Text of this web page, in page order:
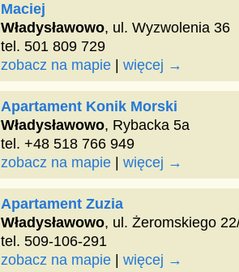
Maciej
Władysławowo, ul. Wyzwolenia 36
tel. 501 809 729
zobacz na mapie| więcej →
Apartament Konik Morski
Władysławowo, Rybacka 5a
tel. +48 518 766 949
zobacz na mapie| więcej →
Apartament Zuzia
Władysławowo, ul. Żeromskiego
tel. 509-106-291
zobacz na mapie| więcej →